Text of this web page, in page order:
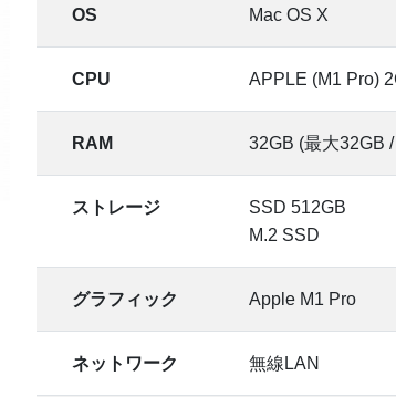
OS Mac OS X
CPU APPLE (M1 Pro)
RAM 32GB (最大32GB
ストレージ
SSD 512GB
M.2 SSD
グラフィック Apple M1 Pro
ネットワーク 無線LAN